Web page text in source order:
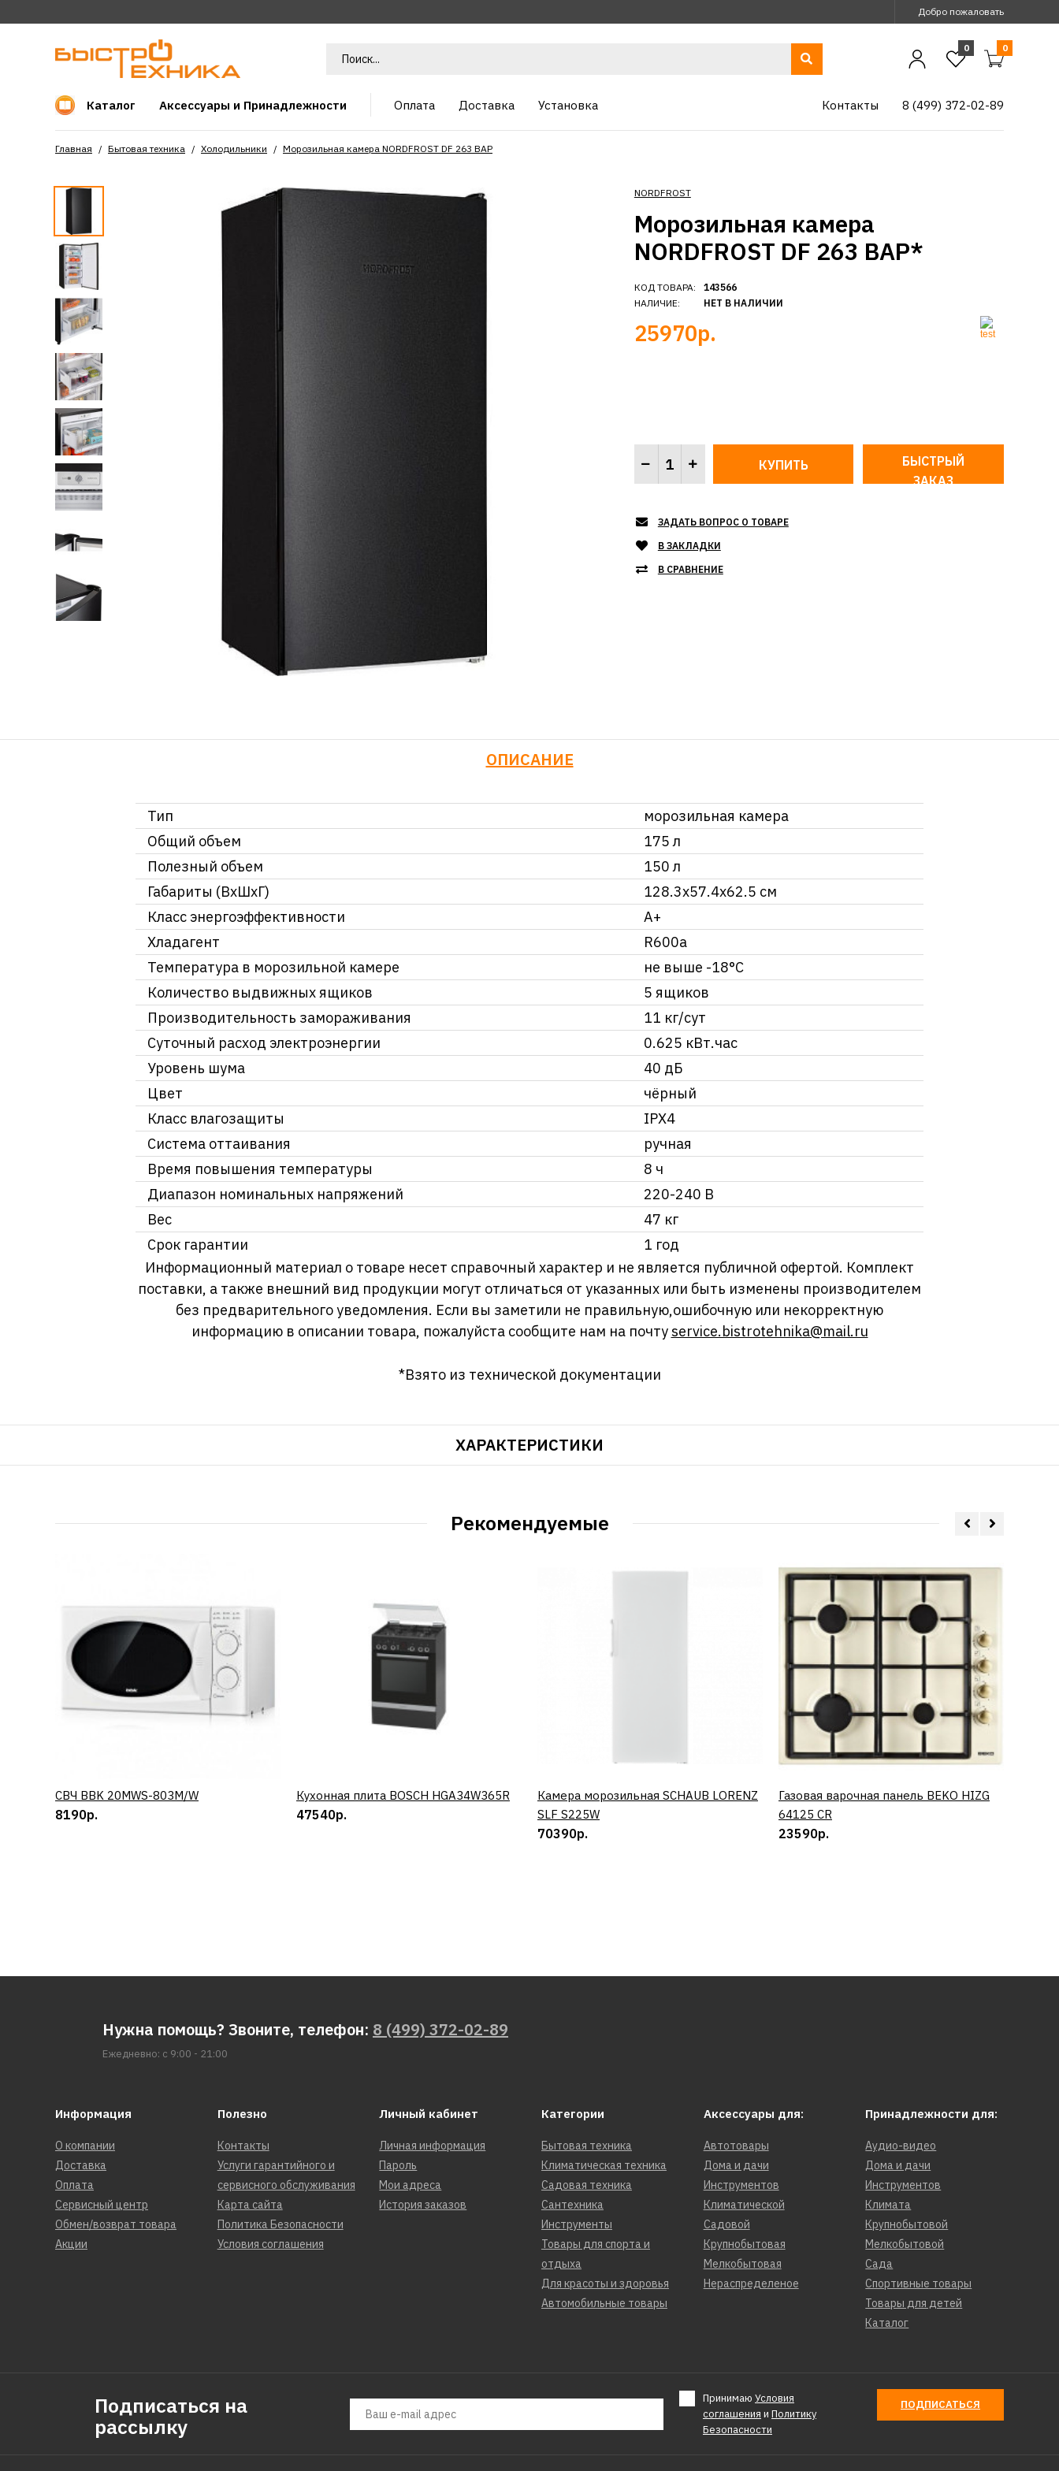
Добро пожаловать
0 0
Каталог Аксессуары и Принадлежности Оплата Доставка 8 (499) 372-02-89
Контакты
Установка
Главная Бытовая техника Холодильники Морозильная камера NORDFROST DF 263 BAP
NORDFROST
Морозильная камера
NORDFROST DF 263 BAP*
КОД ТОВАРА:
НАЛИЧИЕ:
143566
НЕТ В НАЛИЧИИ
25970р.
БЫСТРЫЙ
ЗАКАЗ
ЗАДАТЬ ВОПРОС О ТОВАРЕ
В ЗАКЛАДКИ
В СРАВНЕНИЕ
ОПИСАНИЕ
Тип
морозильная камера
Общий объем
175 л
Полезный объем
150 л
Габариты (ВхШхГ)
128.3x57.4x62.5 см
Класс энергоэффективности
A+
Хладагент
R600a
Температура в морозильной камере
не выше -18°С
Количество выдвижных ящиков
5 ящиков
Производительность замораживания
11 кг/сут
Суточный расход электроэнергии
0.625 кВт.час
Уровень шума
40 дБ
Цвет
чёрный
Класс влагозащиты
IPX4
Система оттаивания
ручная
Время повышения температуры
8 ч
Диапазон номинальных напряжений
220-240 В
Вес
47 кг
Срок гарантии
1 год
Информационный материал о товаре несет справочный характер и не является публичной офертой. Комплект
поставки, а также внешний вид продукции могут отличаться от указанных или быть изменены производителем
без предварительного уведомления. Если вы заметили не правильную,ошибочную или некорректную
информацию в описании товара, пожалуйста сообщите нам на почтуservice.bistrotehnika@mail.ru
*Взято из технической документации
ХАРАКТЕРИСТИКИ
Рекомендуемые
КУПИТЬ
СВЧ BBK 20MWS-803M/W
8190р.
КУПИТЬ
Кухонная плита BOSCH HGA34W365R
47540р.
КУПИТЬ
Камера морозильная SCHAUB LORENZ
SLF S225W
70390р.
КУПИТЬ
Газовая варочная панель BEKO HIZG
64125 CR
23590р.
Нужна помощь? Звоните, телефон: 8 (499) 372-02-89
Ежедневно: с 9:00 - 21:00
Информация
О компании
Доставка
Оплата
Сервисный центр
Обмен/возврат товара
Акции
Полезно
Контакты
Услуги гарантийного и
сервисного обслуживания
Карта сайта
Политика Безопасности
Условия соглашения
Личный кабинет
Личная информация
Пароль
Мои адреса
История заказов
Категории
Бытовая техника
Климатическая техника
Садовая техника
Сантехника
Инструменты
Товары для спорта и
отдыха
Для красоты и здоровья
Автомобильные товары
Аксессуары для:
Автотовары
Дома и дачи
Инструментов
Климатической
Садовой
Крупнобытовая
Мелкобытовая
Нераспределеное
Принадлежности для:
Аудио-видео
Дома и дачи
Инструментов
Климата
Крупнобытовой
Мелкобытовой
Сада
Спортивные товары
Товары для детей
Каталог
Подписаться на
рассылку
Принимаю Условия
соглашения и Политику
Безопасности
ПОДПИСАТЬСЯ